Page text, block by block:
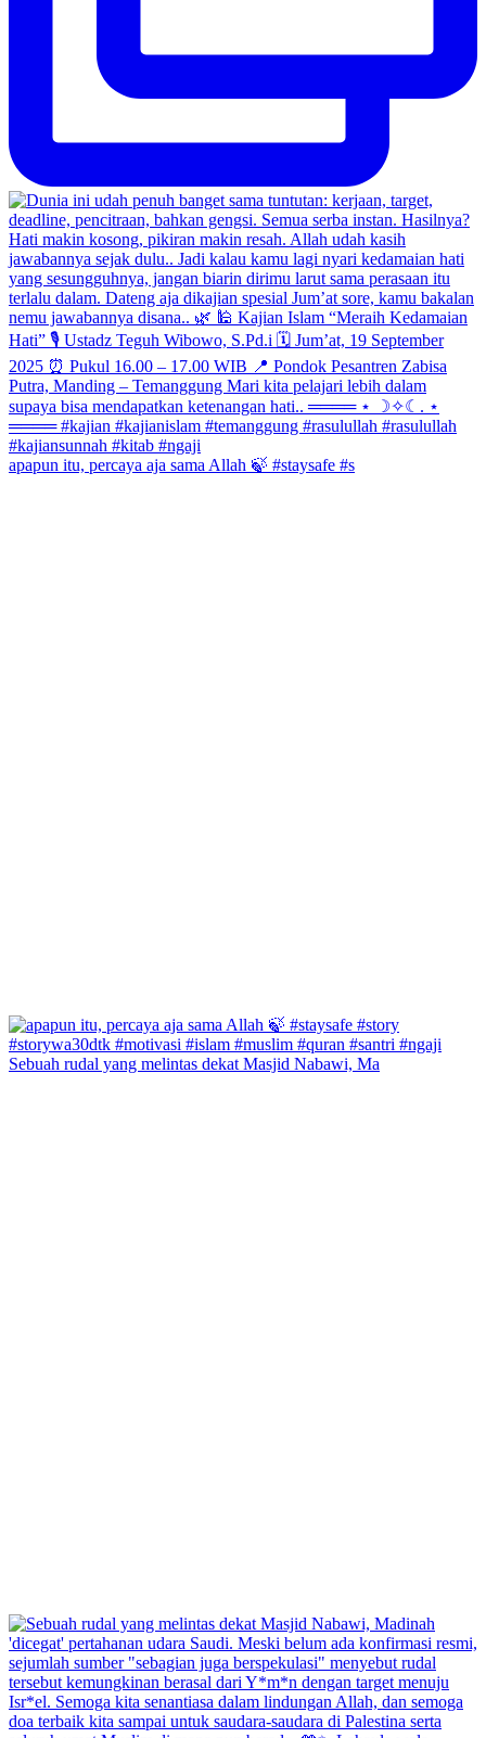
apapun itu, percaya aja sama Allah 🍃 #staysafe #s
Sebuah rudal yang melintas dekat Masjid Nabawi, Ma